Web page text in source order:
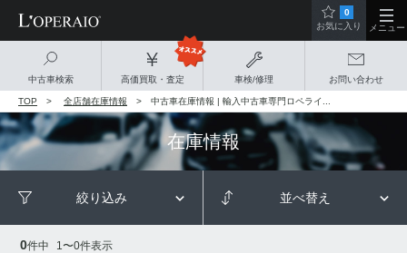
中古車検索 高価買取・査定 車検/修理 お問い合わせ
0
お気に入り
メニュー
TOP 全店舗在庫情報 中古車在庫情報 | 輸入中古車専門ロペライ...
在庫情報
絞り込み 並べ替え
0件中 1〜0件表示